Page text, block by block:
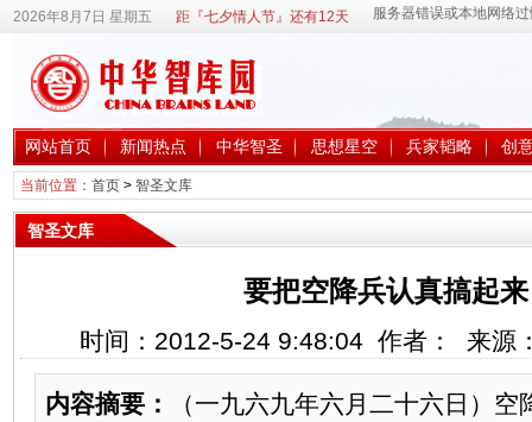
2026年8月7日 星期五 距『七夕情人节』还有12天
网站首页 新闻热点 中华智圣 思想星空 兵家韬略 创
当前位置： 首页> 智圣文库
智圣文库
要把空降兵认真搞起
时间：2012-5-24 9:48:04 作者： 来源
内容摘要：
（一九六九年六月二十六日）